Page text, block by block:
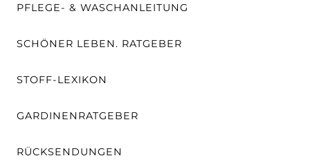
PFLEGE- & WASCHANLEITUNG
SCHÖNER LEBEN. RATGEBER
STOFF-LEXIKON
GARDINENRATGEBER
RÜCKSENDUNGEN